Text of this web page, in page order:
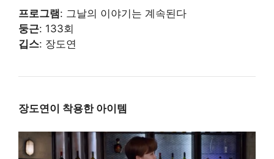
프로그램: 그날의 이야기는 계속된다
둥근: 133회
깁스: 장도연
장도연이 착용한 아이템